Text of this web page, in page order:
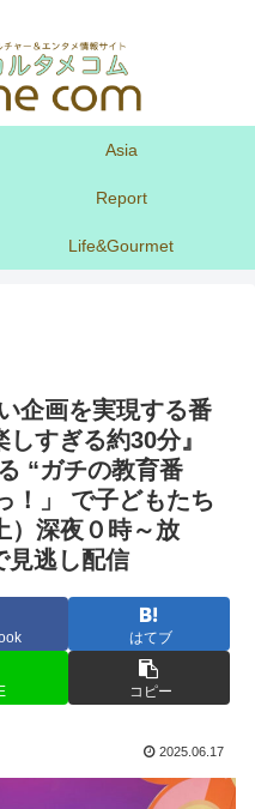
Asia
Report
Life&Gourmet
企画を実現する番
すぎる約30分』
“ガチの教育番
！」 で子どもたち
）深夜０時～放
見逃し配信
はてブ
コピー
2025.06.17